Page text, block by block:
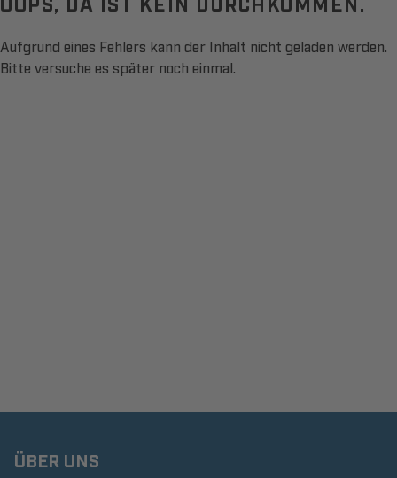
Aufgrund eines Fehlers kann der Inhalt nicht geladen werden.
Bitte versuche es später noch einmal.
ÜBER UNS